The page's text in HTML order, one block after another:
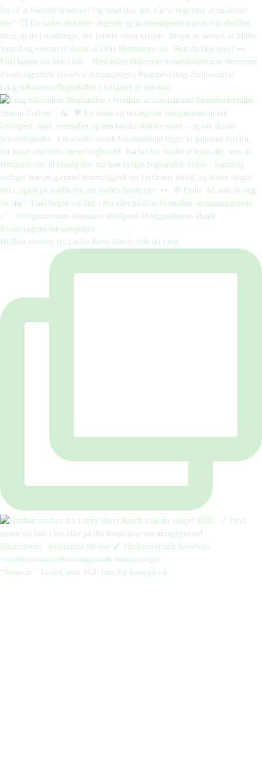
I dag udkommer Boghandlen i fyrtårnet af internati
Hvilken cowboy fra Lucky River Ranch ville du vælg
“Næste år.” To ord, som AGF-fans har levet på i år